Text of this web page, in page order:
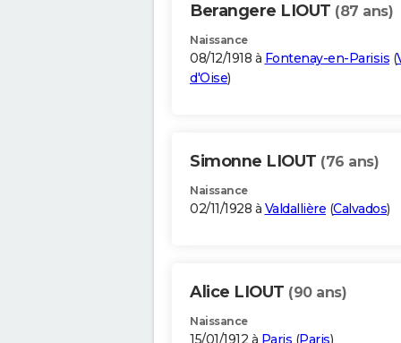
Berangere LIOUT (87 ans)
Naissance
08/12/1918 à Fontenay-en-Parisis (
d'Oise)
Simonne LIOUT (76 ans)
Naissance
02/11/1928 à Valdallière (Calvados)
Alice LIOUT (90 ans)
Naissance
15/01/1912 à Paris (Paris)